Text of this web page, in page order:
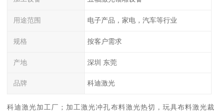
用途范围 电子产品，家电，汽车等行业
规格 按客户需求
产地 深圳 东莞
品牌 科迪激光
科迪激光加工厂；加工激光冲孔布料激光热切，玩具布料激光裁